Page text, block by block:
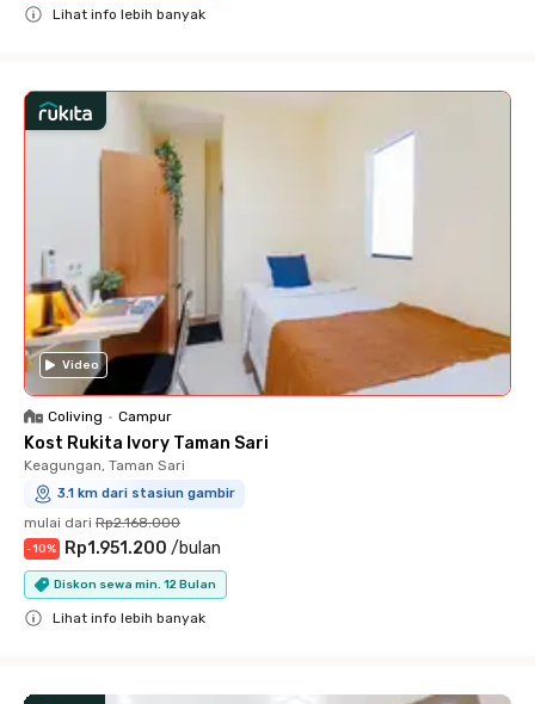
Lihat info lebih banyak
Video
Coliving • Campur
Kost Rukita Ivory Taman Sari
Keagungan, Taman Sari
3.1 km dari stasiun gambir
mulai dari Rp2.168.000
-10% Rp1.951.200 /bulan
Diskon sewa min. 12 Bulan
Lihat info lebih banyak